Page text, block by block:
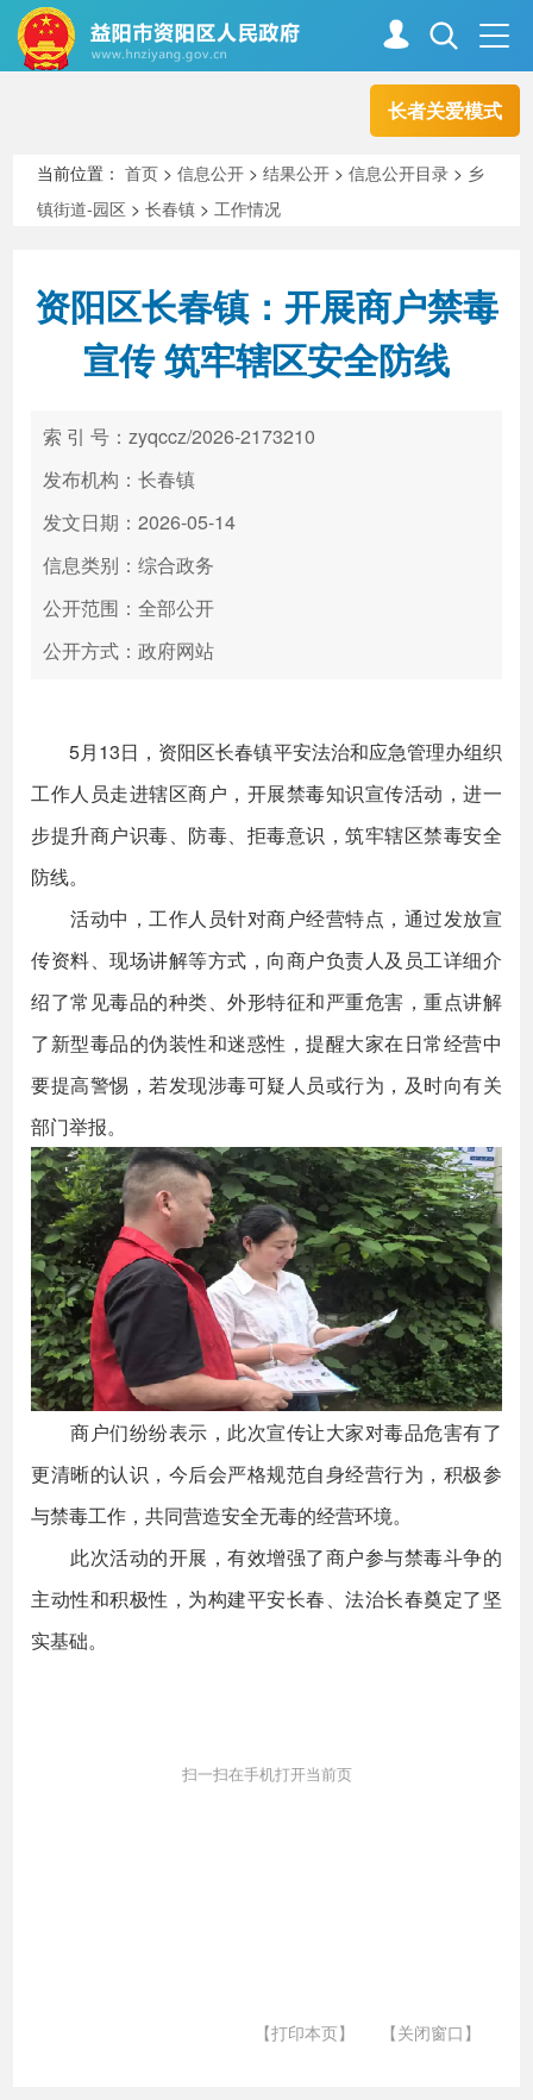
长者关爱模式
走进资阳
新闻中心 解读回应
政务服务
高效办成一件事
当前位置：首页 >信息公开 >结果公开 >信息公开目录 > 乡
镇街道-园区 >长春镇 >工作情况
资阳区长春镇：开展商户禁毒
宣传 筑牢辖区安全防线
索 引 号：zyqccz/2026-2173210
发布机构：长春镇
发文日期：2026-05-14
信息类别：综合政务
公开范围：全部公开
公开方式：政府网站
5月13日，资阳区长春镇平安法治和应急管理办组织
工作人员走进辖区商户，开展禁毒知识宣传活动，进一
步提升商户识毒、防毒、拒毒意识，筑牢辖区禁毒安全
防线。
活动中，工作人员针对商户经营特点，通过发放宣
传资料、现场讲解等方式，向商户负责人及员工详细介
绍了常见毒品的种类、外形特征和严重危害，重点讲解
了新型毒品的伪装性和迷惑性，提醒大家在日常经营中
要提高警惕，若发现涉毒可疑人员或行为，及时向有关
部门举报。
商户们纷纷表示，此次宣传让大家对毒品危害有了
更清晰的认识，今后会严格规范自身经营行为，积极参
与禁毒工作，共同营造安全无毒的经营环境。
此次活动的开展，有效增强了商户参与禁毒斗争的
主动性和积极性，为构建平安长春、法治长春奠定了坚
实基础。
扫一扫在手机打开当前页
【打印本页】 【关闭窗口】